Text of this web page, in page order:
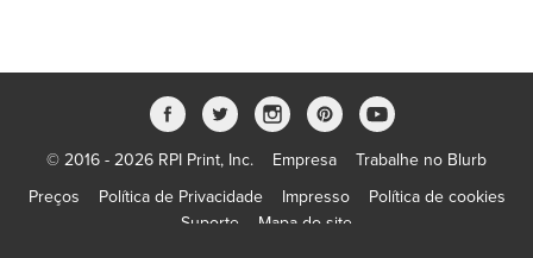
© 2016 - 2026 RPI Print, Inc. Empresa
Trabalhe no Blurb
Preços
Política de Privacidade Impresso
Política de cookies
Suporte
Mapa do site